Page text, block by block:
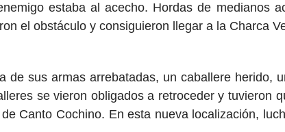
estaba al acecho. Hordas de medianos
el obstáculo y consiguieron llegar a la Charca
sus armas arrebatadas, un caballere herido,
se vieron obligados a retroceder y tuvieron
Canto Cochino. En esta nueva localización,